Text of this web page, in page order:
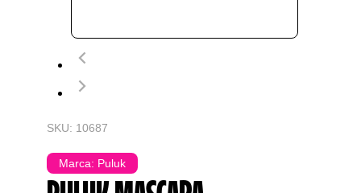
SKU: 10687
Marca: Puluk